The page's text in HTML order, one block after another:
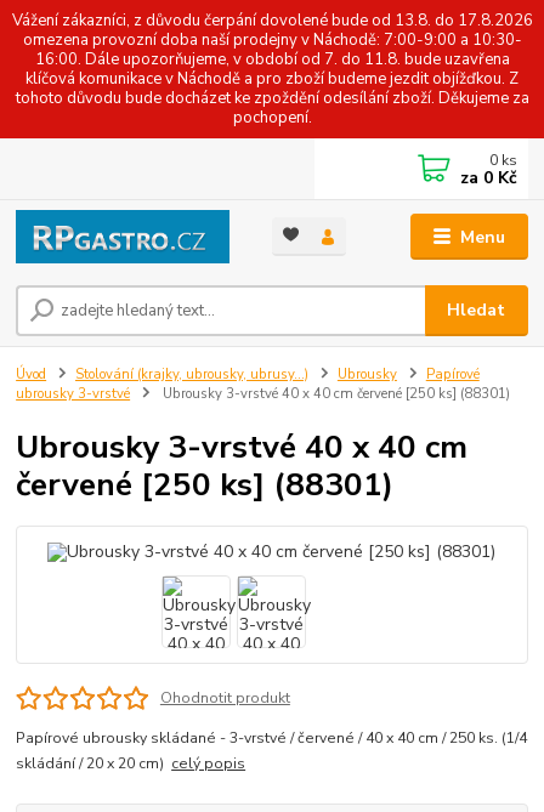
Vážení zákazníci, z důvodu čerpání dovolené bude od 13.8. do 17.8.2026
omezena provozní doba naší prodejny v Náchodě: 7:00-9:00 a 10:30-
16:00. Dále upozorňujeme, v období od 7. do 11.8. bude uzavřena
klíčová komunikace v Náchodě a pro zboží budeme jezdit objížďkou. Z
tohoto důvodu bude docházet ke zpoždění odesílání zboží. Děkujeme za
pochopení.
Menu
Hledat
0 ks
za 0 Kč
Úvod Stolování (krajky, ubrousky, ubrusy...) Ubrousky
Papírové
ubrousky 3-vrstvé
Ubrousky 3-vrstvé 40 x 40 cm červené [250 ks] (88301)
Ubrousky 3-vrstvé 40 x 40 cm
červené [250 ks] (88301)
Ohodnotit produkt
Papírové ubrousky skládané - 3-vrstvé / červené / 40 x 40 cm / 250 ks. (1/4
skládání / 20 x 20 cm) celý popis